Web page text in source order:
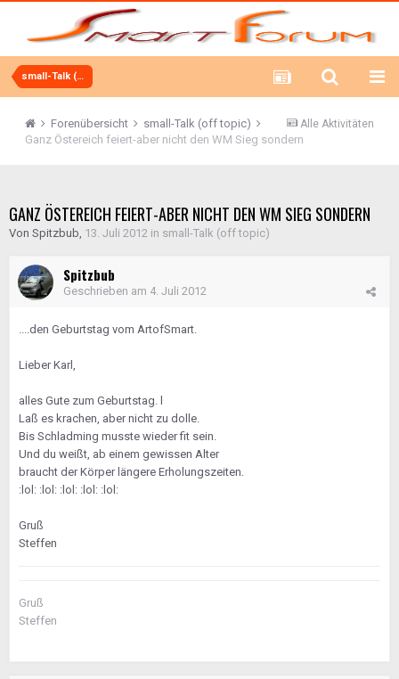
small-Talk (off topic)
Alle Aktivitäten
Forenübersicht
small-Talk (off topic)
Ganz Östereich feiert-aber nicht den WM Sieg sondern
GANZ ÖSTEREICH FEIERT-ABER NICHT DEN WM SIEG SONDERN
Von Spitzbub, 13. Juli 2012 in small-Talk (off topic)
Spitzbub
Geschrieben am 4. Juli 2012
....den Geburtstag vom ArtofSmart.
Lieber Karl,
alles Gute zum Geburtstag. l
Laß es krachen, aber nicht zu dolle.
Bis Schladming musste wieder fit sein.
Und du weißt, ab einem gewissen Alter
braucht der Körper längere Erholungszeiten.
:lol: :lol: :lol: :lol: :lol:
Gruß
Steffen
Gruß
Steffen